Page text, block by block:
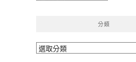
分類
分